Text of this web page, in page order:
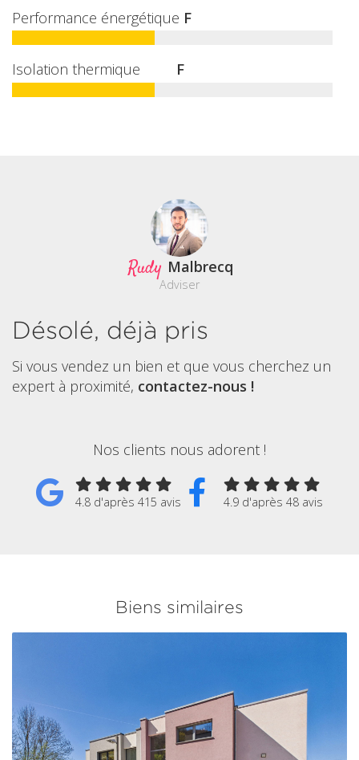
Performance énergétique F
Isolation thermique F
Rudy Malbrecq
Adviser
Désolé, déjà pris
Si vous vendez un bien et que vous cherchez un
expert à proximité, contactez-nous !
Nos clients nous adorent !
4.8 d'après 415 avis 4.9 d'après 48 avis
Biens similaires